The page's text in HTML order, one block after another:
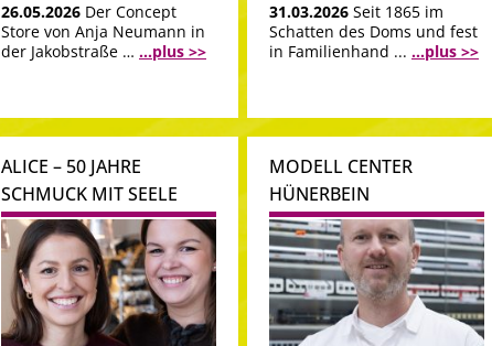
26.05.2026 Der Concept
Store von Anja Neumann in
der Jakobstraße … ...plus >>
31.03.2026 Seit 1865 im
Schatten des Doms und fest
in Familienhand ... ...plus >>
ALICE – 50 JAHRE
SCHMUCK MIT SEELE
MODELL CENTER
HÜNERBEIN